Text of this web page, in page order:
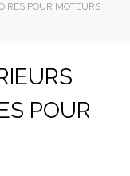
POUR MOTEURS
POUR